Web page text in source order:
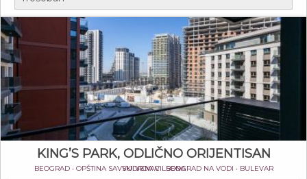
KING’S PARK, ODLIČNO ORIJENTISAN
BEOGRAD • OPŠTINA SAVSKI VENAC • BEOGRAD NA VODI • BULEVAR VUDROA VILSONA